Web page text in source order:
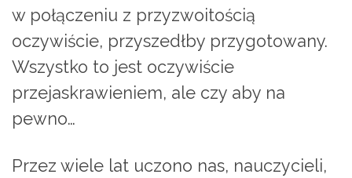
w połączeniu z przyzwoitością
oczywiście, przyszedłby przygotowany.
Wszystko to jest oczywiście
przejaskrawieniem, ale czy aby na
pewno…
Przez wiele lat uczono nas, nauczycieli,